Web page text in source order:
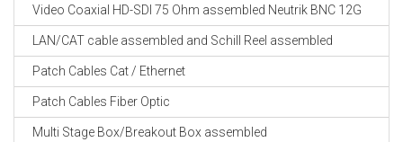
Video Coaxial HD-SDI 75 Ohm assembled Neutrik BNC 12G
LAN/CAT cable assembled and Schill Reel assembled
Patch Cables Cat / Ethernet
Patch Cables Fiber Optic
Multi Stage Box/Breakout Box assembled